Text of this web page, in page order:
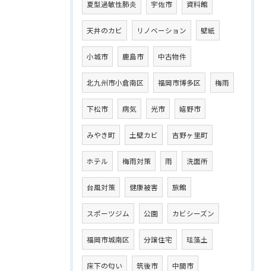
夏型過敏性肺炎 宇佐市 資料館
天井のカビ リノベーション 壁紙
小城市 鹿島市 中古物件
北九州市小倉南区 福岡市博多区 梅雨
下松市 病気 光市 嬉野市
みやき町 土壁カビ 吉野ヶ里町
ホテル 梅雨対策 雨 洗面所
台風対策 健康被害 旅館
スポーツジム 公園 カビシーズン
福岡市城南区 分譲住宅 珪藻土
床下の匂い 筑後市 中間市